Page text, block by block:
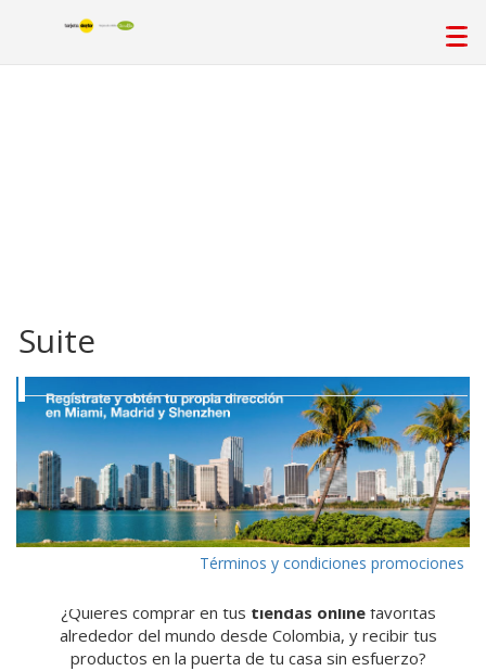
Suite
Términos y condiciones promociones
¿Quieres comprar en tus tiendas online favoritas
alrededor del mundo desde Colombia, y recibir tus
productos en la puerta de tu casa sin esfuerzo?